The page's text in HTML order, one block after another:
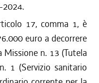
2024.
17, comma 1, è
euro a decorrere
Missione n. 13 (Tutela
1 (Servizio sanitario